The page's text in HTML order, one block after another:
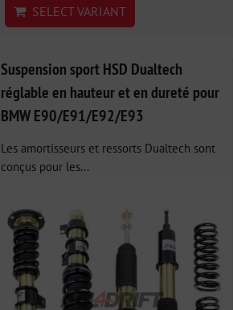
SELECT VARIANT
Suspension sport HSD Dualtech
réglable en hauteur et en dureté pour
BMW E90/E91/E92/E93
Les amortisseurs et ressorts Dualtech sont
conçus pour les...